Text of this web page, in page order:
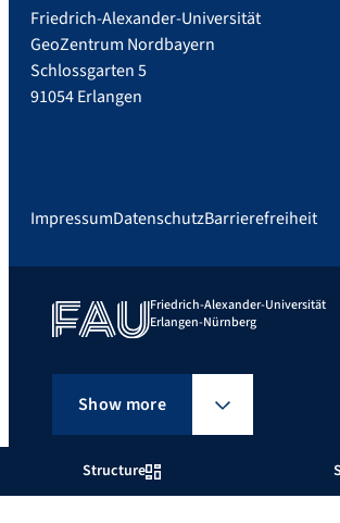
Structure
Friedrich-Alexander-Universität
GeoZentrum Nordbayern
Schlossgarten 5
91054 Erlangen
ImpressumDatenschutzBarrierefreiheit
Friedrich-Alexander-Universität
Erlangen-Nürnberg
Show more